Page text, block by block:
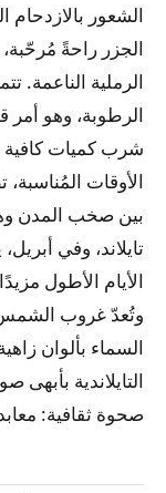
الشعور بالازدحام
الجزر راحةً
الرملية الناعمة.
الرطوبة، وهو
شرب كميات كافية
الأوقات المُناسبة،
بين صخب المدن
تايلاند، وفي
الأيام الأطول
وتُعدّ غروب الشمس
السماء بألوان
التايلاندية بأبهى
صحوة ثقافية: